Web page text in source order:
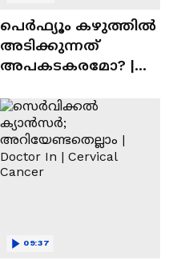
പെർഫ്യൂം കഴുത്തിൽ
അടിക്കുന്നത്
അപകടകരമോ? |
09:37